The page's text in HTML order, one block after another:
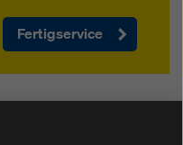
Fertigservice